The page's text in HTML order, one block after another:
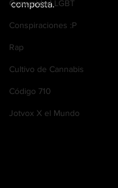
Comunidad LGBT
Conspiraciones :P
Rap
Cultivo de Cannabis
Código 710
Jotvox X el Mundo
composta.